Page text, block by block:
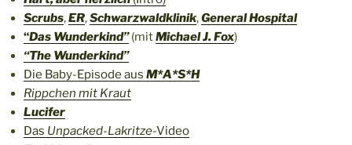
Scrubs,ER,Schwarzwaldklinik,General Hospital
“Das Wunderkind”(mitMichael J. Fox)
“The Wunderkind”
Die Baby-Episode aus M*A*S*H
Rippchen mit Kraut
Lucifer
Das Unpacked-Lakritze-Video